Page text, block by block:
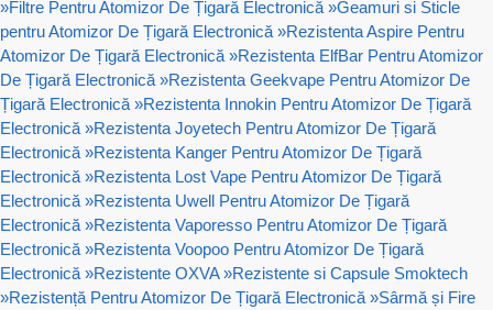
»Filtre Pentru Atomizor De Țigară Electronică »Geamuri si Sticle
pentru Atomizor De Țigară Electronică »Rezistenta Aspire Pentru
Atomizor De Țigară Electronică »Rezistenta ElfBar Pentru Atomizor
De Țigară Electronică »Rezistenta Geekvape Pentru Atomizor De
Țigară Electronică »Rezistenta Innokin Pentru Atomizor De Țigară
Electronică »Rezistenta Joyetech Pentru Atomizor De Țigară
Electronică »Rezistenta Kanger Pentru Atomizor De Țigară
Electronică »Rezistenta Lost Vape Pentru Atomizor De Țigară
Electronică »Rezistenta Uwell Pentru Atomizor De Țigară
Electronică »Rezistenta Vaporesso Pentru Atomizor De Țigară
Electronică »Rezistenta Voopoo Pentru Atomizor De Țigară
Electronică »Rezistente OXVA »Rezistente si Capsule Smoktech
»Rezistență Pentru Atomizor De Țigară Electronică »Sârmă și Fire